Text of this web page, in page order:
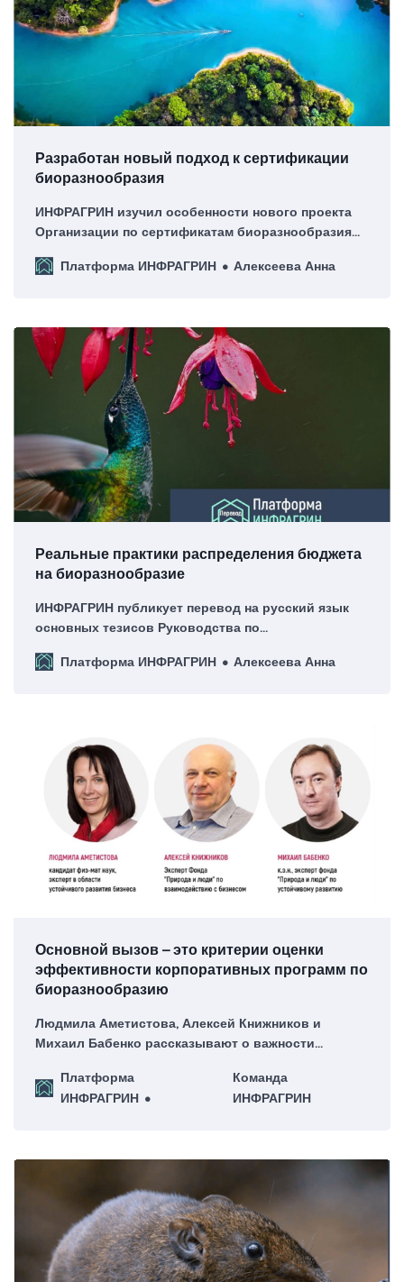
Разработан новый подход к сертификации
биоразнообразия
ИНФРАГРИН изучил особенности нового проекта
Организации по сертификатам биоразнообразия
Платформа ИНФРАГРИН
Алексеева Анна
Реальные практики распределения бюджета
на биоразнообразие
ИНФРАГРИН публикует перевод на русский язык
основных тезисов Руководства по
результаты, для сохранения биоразнообразия
Платформа ИНФРАГРИН Алексеева Анна
Основной вызов – это критерии оценки
эффективности корпоративных программ по
биоразнообразию
Людмила Аметистова, Алексей Книжников и
Михаил Бабенко рассказывают о важности
программ по биоразнообразию.
Платформа
ИНФРАГРИН
Команда
ИНФРАГРИН